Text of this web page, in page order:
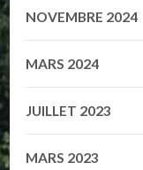
NOVEMBRE 2024
MARS 2024
JUILLET 2023
MARS 2023